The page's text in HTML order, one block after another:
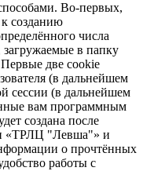
Во-первых,
созданию
числа
в папку
две cookie
(в дальнейшем
сессии (в дальнейшем
вам программным
создана после
«ТРЛЦ "Левша"» и
о прочтённых
работы с